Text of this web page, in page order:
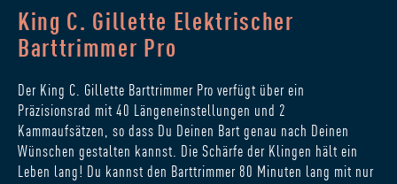
King C. Gillette Elektrischer
Barttrimmer Pro
Der King C. Gillette Barttrimmer Pro verfügt über ein
Präzisionsrad mit 40 Längeneinstellungen und 2
Kammaufsätzen, so dass Du Deinen Bart genau nach Deinen
Wünschen gestalten kannst. Die Schärfe der Klingen hält ein
Leben lang! Du kannst den Barttrimmer 80 Minuten lang mit nur